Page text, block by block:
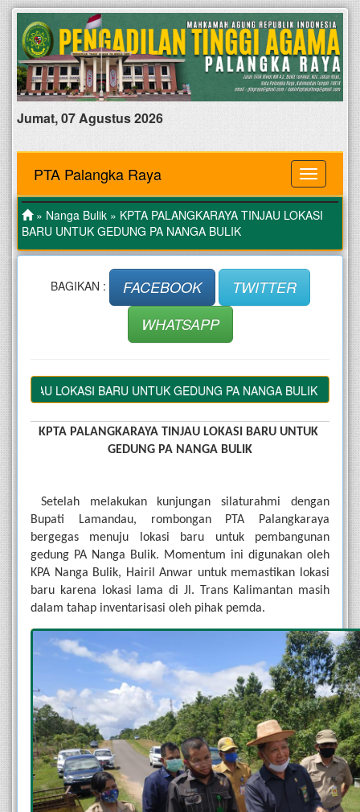
Jumat, 07 Agustus 2026
MENU
PTA Palangka Raya
» Nanga Bulik » KPTA PALANGKARAYA TINJAU LOKASI
BARU UNTUK GEDUNG PA NANGA BULIK
BAGIKAN : FACEBOOK
TWITTER
WHATSAPP
LOKASI BARU UNTUK GEDUNG PA NANGA BULIK
KPTA PALANGKARAYA TINJAU LOKASI BARU UNTUK
GEDUNG PA NANGA BULIK
Setelah melakukan kunjungan silaturahmi dengan
Bupati Lamandau, rombongan PTA Palangkaraya
bergegas menuju lokasi baru untuk pembangunan
gedung PA Nanga Bulik. Momentum ini digunakan oleh
KPA Nanga Bulik, Hairil Anwar untuk memastikan lokasi
baru karena lokasi lama di Jl. Trans Kalimantan masih
dalam tahap inventarisasi oleh pihak pemda.